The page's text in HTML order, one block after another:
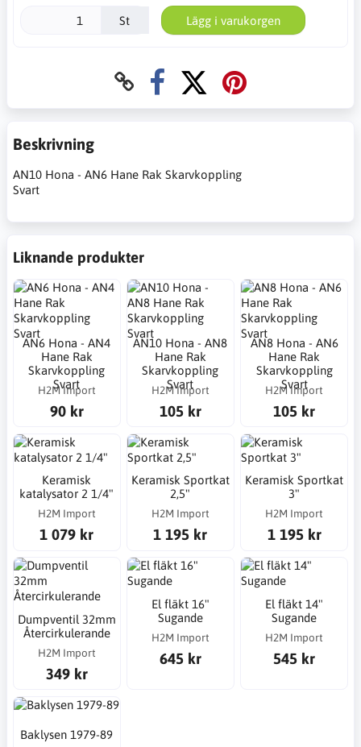
St Lägg i varukorgen
Beskrivning
AN10 Hona - AN6 Hane Rak Skarvkoppling
Svart
Liknande produkter
AN6 Hona - AN4
Hane Rak
Skarvkoppling
Svart
H2M Import
90 kr
AN10 Hona - AN8
Hane Rak
Skarvkoppling
Svart
H2M Import
105 kr
AN8 Hona - AN6
Hane Rak
Skarvkoppling
Svart
H2M Import
105 kr
Keramisk
katalysator 2 1/4"
H2M Import
1 079 kr
Keramisk Sportkat
2,5"
H2M Import
1 195 kr
Keramisk Sportkat
3"
H2M Import
1 195 kr
Dumpventil 32mm
Återcirkulerande
H2M Import
349 kr
El fläkt 16"
Sugande
H2M Import
645 kr
El fläkt 14"
Sugande
H2M Import
545 kr
Baklysen 1979-89